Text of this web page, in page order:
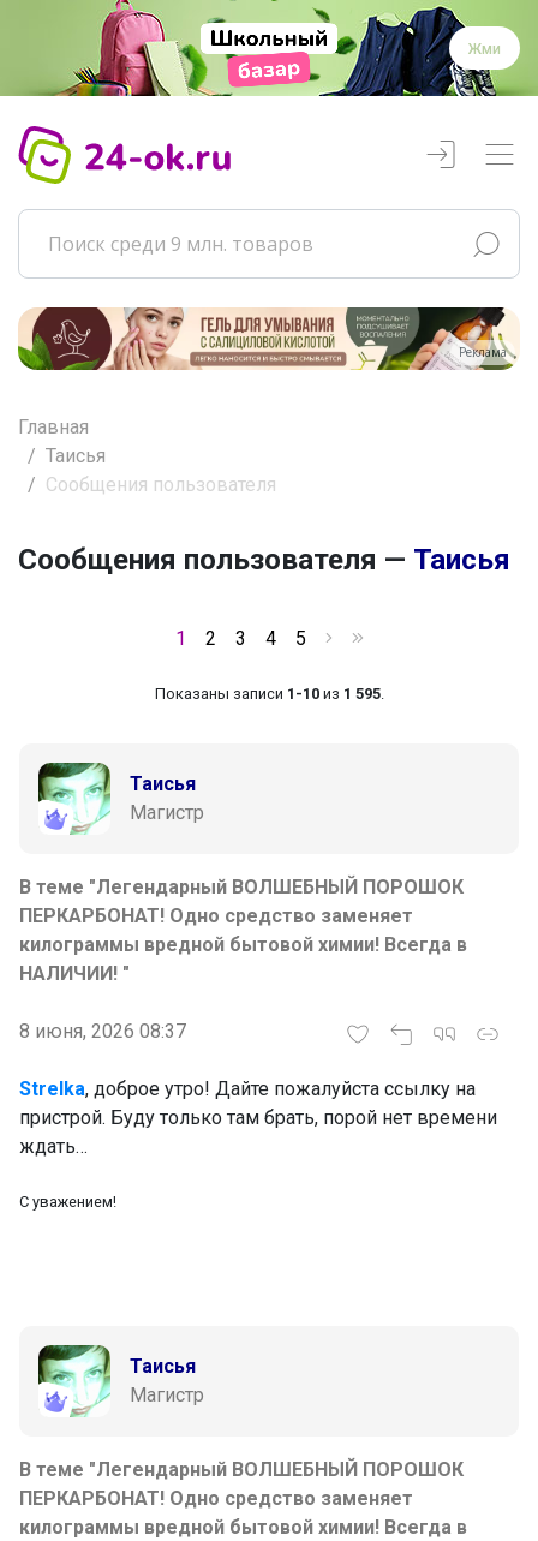
Жми
Реклама
Главная
Таисья
Сообщения пользователя
Сообщения пользователя — Таисья
1 2 3 4 5
Показаны записи 1-10из 1 595.
Таисья
Магистр
В теме "Легендарный ВОЛШЕБНЫЙ ПОРОШОК
ПЕРКАРБОНАТ! Одно средство заменяет
килограммы вредной бытовой химии! Всегда в
НАЛИЧИИ! "
8 июня, 2026 08:37
Strelka, доброе утро! Дайте пожалуйста ссылку на
пристрой. Буду только там брать, порой нет времени
ждать…
С уважением!
Таисья
Магистр
В теме "Легендарный ВОЛШЕБНЫЙ ПОРОШОК
ПЕРКАРБОНАТ! Одно средство заменяет
килограммы вредной бытовой химии! Всегда в